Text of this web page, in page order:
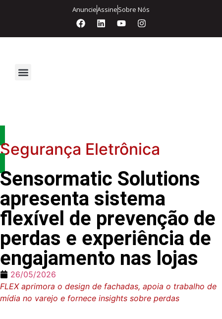
AnuncieAssineSobre Nós
Segurança Eletrônica
Sensormatic Solutions
apresenta sistema
flexível de prevenção de
perdas e experiência de
engajamento nas lojas
26/05/2026
FLEX aprimora o design de fachadas, apoia o trabalho de
mídia no varejo e fornece insights sobre perdas